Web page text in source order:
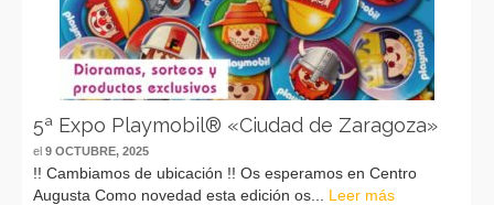
5ª Expo Playmobil® «Ciudad de Zaragoza»
el 9 OCTUBRE, 2025
!! Cambiamos de ubicación !! Os esperamos en Centro
Augusta Como novedad esta edición os... Leer más